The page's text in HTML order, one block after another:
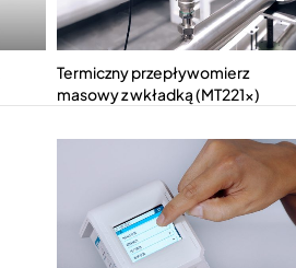
Termiczny przepływomierz
masowy z wkładką (MT221x)